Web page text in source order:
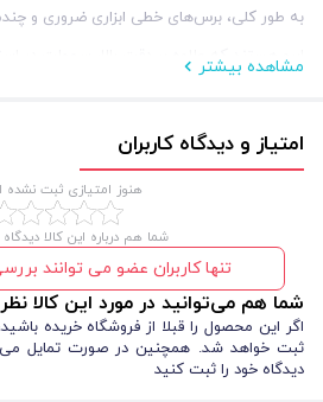
به طور کلی، برس‌های خطی ابزاری ضروری و
ابرو هستند که علاوه بر دقت بالا، سهولت در
مشاهده بیشتر
امتیاز و دیدگاه کاربران
هنوز امتیازی ثبت
شما هم درباره این کالا
تنها کاربران عضو می توانند
شما هم می‌توانید در مورد این کالا
اگر این محصول را قبلا از فروشگاه خریده
ثبت خواهد شد. همچنین در صورت تمایل
دیدگاه خود را ثبت کنید